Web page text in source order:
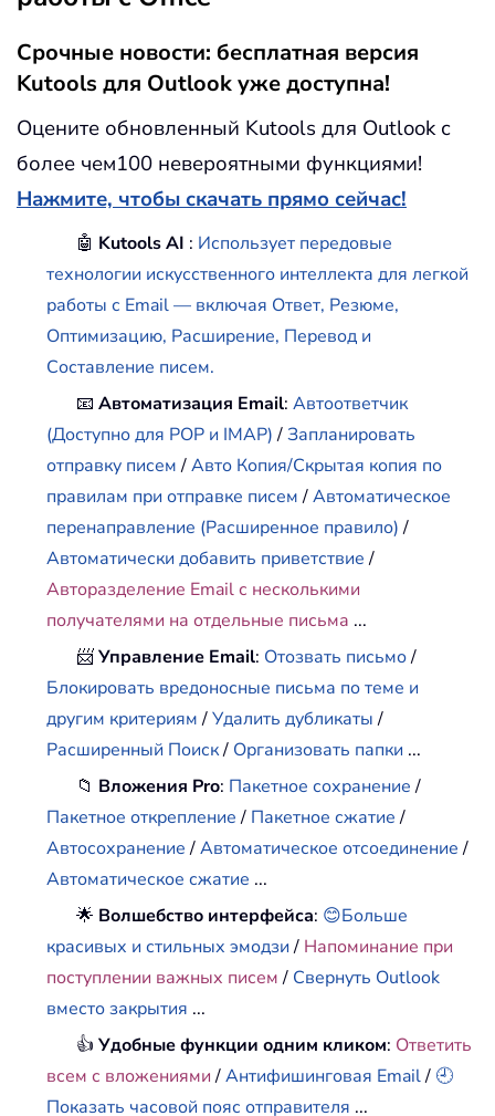
Срочные новости: бесплатная версия
Kutools для Outlook уже доступна!
Оцените обновленный Kutools для Outlook с
более чем100 невероятными функциями!
Нажмите, чтобы скачать прямо сейчас!
🤖 Kutools AI : Использует передовые
технологии искусственного интеллекта для легкой
работы с Email — включая Ответ, Резюме,
Оптимизацию, Расширение, Перевод и
Составление писем.
📧Автоматизация Email:Автоответчик
(Доступно для POP и IMAP)/Запланировать
отправку писем/Авто Копия/Скрытая копия по
правилам при отправке писем/Автоматическое
перенаправление (Расширенное правило)/
Автоматически добавить приветствие/
Авторазделение Email с несколькими
получателями на отдельные письма ...
📨Управление Email: Отозвать письмо/
Блокировать вредоносные письма по теме и
другим критериям/Удалить дубликаты/
Расширенный Поиск/ Организовать папки ...
📁 Вложения Pro: Пакетное сохранение/
Пакетное открепление/ Пакетное сжатие/
Автосохранение/Автоматическое отсоединение/
Автоматическое сжатие ...
🌟 Волшебство интерфейса: 😊Больше
красивых и стильных эмодзи/ Напоминание при
поступлении важных писем/ Свернуть Outlook
вместо закрытия ...
👍Удобные функции одним кликом: Ответить
всем с вложениями /Антифишинговая Email/ 🕘
Показать часовой пояс отправителя ...